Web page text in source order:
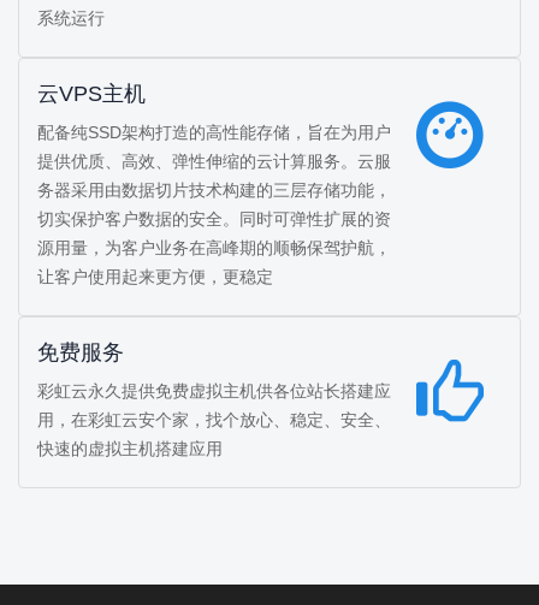
系统运行
云VPS主机
配备纯SSD架构打造的高性能存储，旨在为用户
提供优质、高效、弹性伸缩的云计算服务。云服
务器采用由数据切片技术构建的三层存储功能，
切实保护客户数据的安全。同时可弹性扩展的资
源用量，为客户业务在高峰期的顺畅保驾护航，
让客户使用起来更方便，更稳定
免费服务
彩虹云永久提供免费虚拟主机供各位站长搭建应
用，在彩虹云安个家，找个放心、稳定、安全、
快速的虚拟主机搭建应用